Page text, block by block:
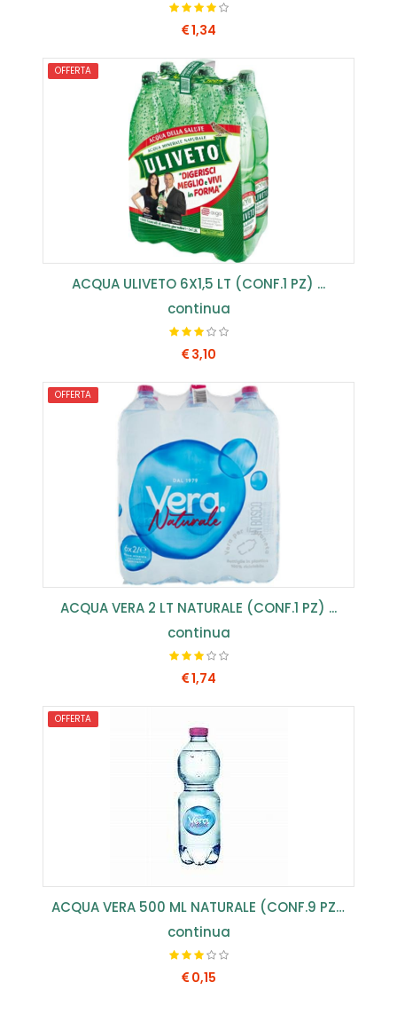
1,34
COMPRA SUBITO
OFFERTA
ACQUA ULIVETO 6X1,5 LT (CONF.1 PZ) ...
continua
3,10
COMPRA SUBITO
OFFERTA
ACQUA VERA 2 LT NATURALE (CONF.1 PZ) ...
continua
1,74
COMPRA SUBITO
OFFERTA
ACQUA VERA 500 ML NATURALE (CONF.9 PZ) ...
continua
0,15